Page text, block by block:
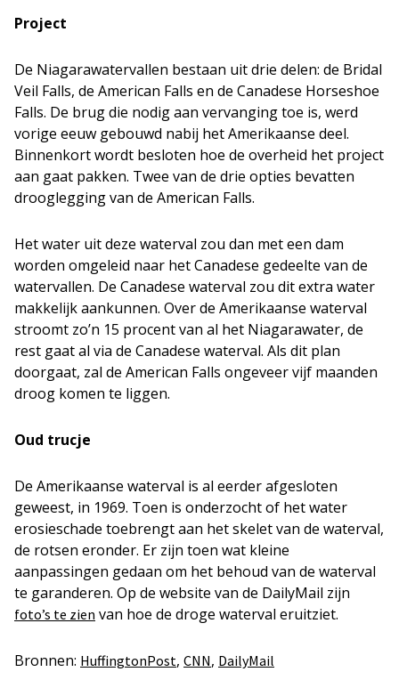
Project
De Niagarawatervallen bestaan uit drie delen: de Bridal
Veil Falls, de American Falls en de Canadese Horseshoe
Falls. De brug die nodig aan vervanging toe is, werd
vorige eeuw gebouwd nabij het Amerikaanse deel.
Binnenkort wordt besloten hoe de overheid het project
aan gaat pakken. Twee van de drie opties bevatten
drooglegging van de American Falls.
Het water uit deze waterval zou dan met een dam
worden omgeleid naar het Canadese gedeelte van de
watervallen. De Canadese waterval zou dit extra water
makkelijk aankunnen. Over de Amerikaanse waterval
stroomt zo’n 15 procent van al het Niagarawater, de
rest gaat al via de Canadese waterval. Als dit plan
doorgaat, zal de American Falls ongeveer vijf maanden
droog komen te liggen.
Oud trucje
De Amerikaanse waterval is al eerder afgesloten
geweest, in 1969. Toen is onderzocht of het water
erosieschade toebrengt aan het skelet van de waterval,
de rotsen eronder. Er zijn toen wat kleine
aanpassingen gedaan om het behoud van de waterval
te garanderen. Op de website van de DailyMail zijn
foto’s te zien van hoe de droge waterval eruitziet.
Bronnen: HuffingtonPost, CNN, DailyMail